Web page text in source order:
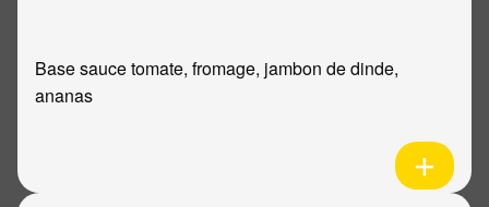
Base sauce tomate, fromage, jambon de dinde,
ananas